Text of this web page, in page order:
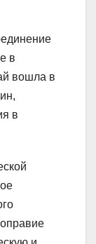
в
вошла в
в